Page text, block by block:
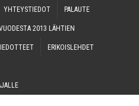
YHTEYS­TIE­DOT PALAU­TE
2013 LÄHTIEN
ERI­KOIS­LEH­DET